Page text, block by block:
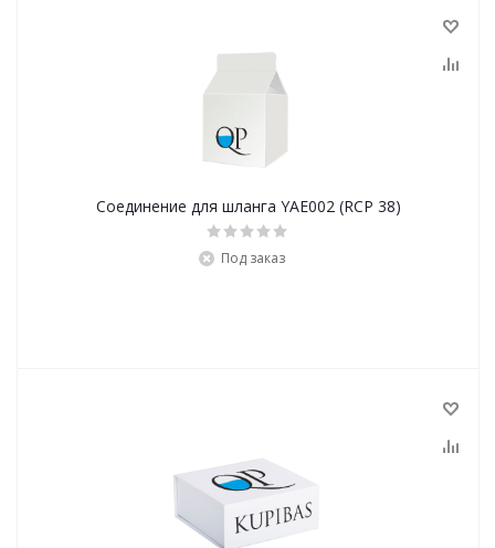
Соединение для шланга YAE002 (RCP 38)
Под заказ